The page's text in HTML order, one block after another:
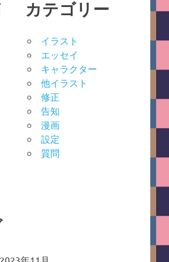
カテゴリー
イラスト
エッセイ
キャラクター
他イラスト
修正
告知
漫画
設定
質問
2023年11月